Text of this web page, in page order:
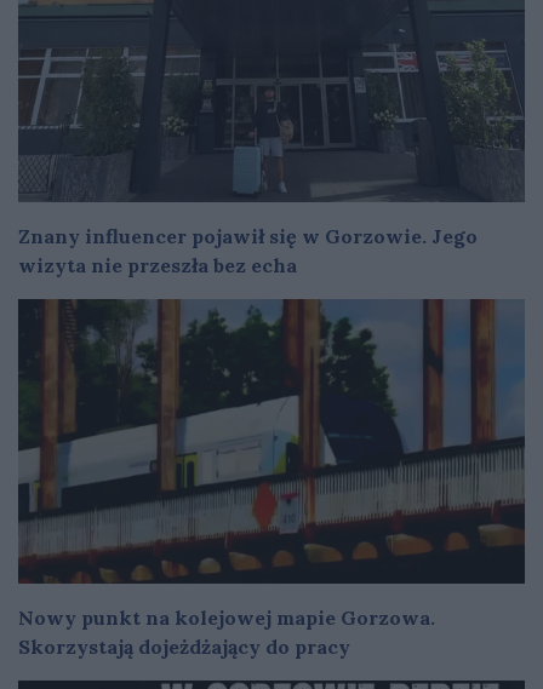
Znany influencer pojawił się w Gorzowie. Jego
wizyta nie przeszła bez echa
Nowy punkt na kolejowej mapie Gorzowa.
Skorzystają dojeżdżający do pracy